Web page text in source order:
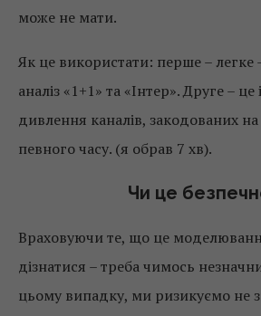
може не мати.
Як це використати: перше – легке
аналіз «1+1» та «Інтер». Друге – це
дивлення каналів, закодованих
певного часу. (я обрав 7 хв).
Чи це
Враховуючи те, що це
дізнатися – треба чимось
цьому випадку, ми ризикуємо не